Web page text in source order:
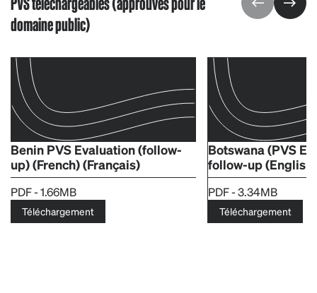
domaine public)
Benin PVS Evaluation (follow-
up) (French) (Français)
PDF - 1.66MB
Téléchargement
Botswana (PVS
follow-up
PDF - 3.34MB
Téléchargement